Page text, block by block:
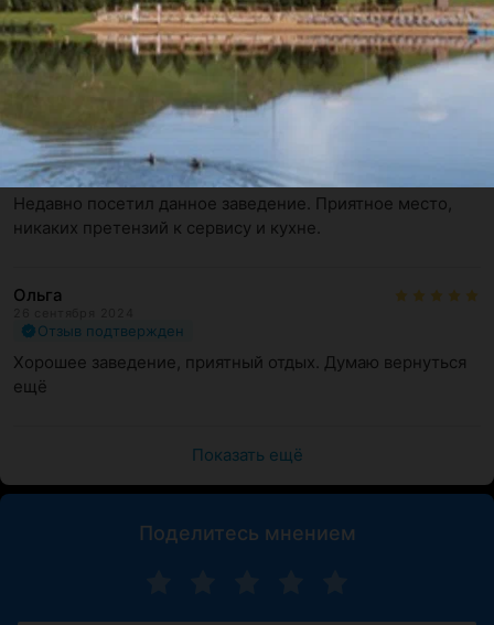
Вкусная кухня, отличный сервис. После посещения
остались только приятные впечатления. Обязательно
буду и дальше отдыхать...
Михаил
3 октября 2024
Отзыв подтвержден
Недавно посетил данное заведение. Приятное место,
никаких претензий к сервису и кухне.
Ольга
Отзыв подтвержден
Хорошее заведение, приятный отдых. Думаю вернуться
ещё
Показать ещё
Поделитесь мнением